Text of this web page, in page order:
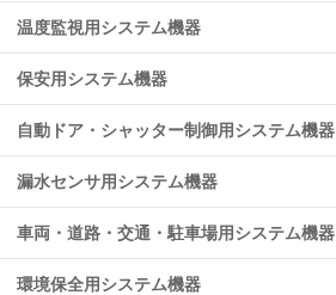
温度監視用システム機器
保安用システム機器
自動ドア・シャッター制御用システム機器
漏水センサ用システム機器
車両・道路・交通・駐車場用システム機器
環境保全用システム機器